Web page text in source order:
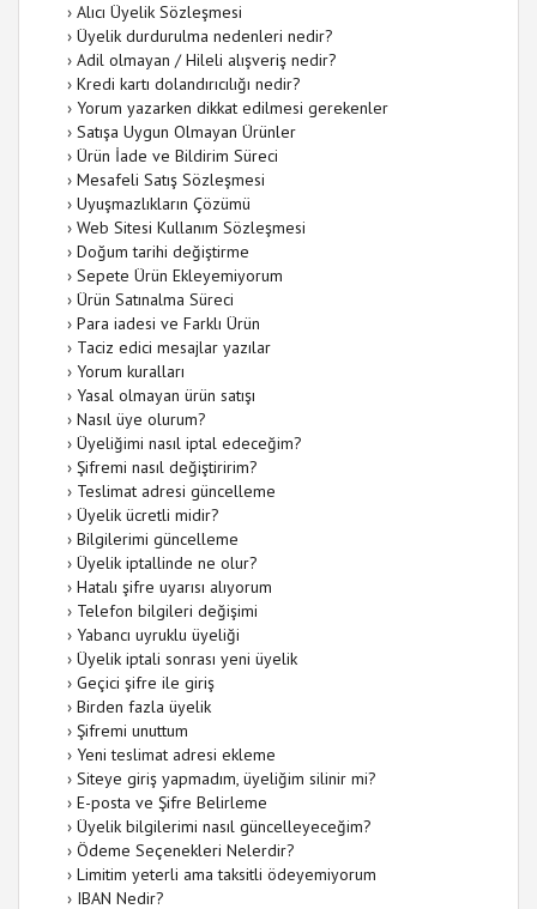
› Alıcı Üyelik Sözleşmesi
› Üyelik durdurulma nedenleri nedir?
› Adil olmayan / Hileli alışveriş nedir?
› Kredi kartı dolandırıcılığı nedir?
› Yorum yazarken dikkat edilmesi gerekenler
› Satışa Uygun Olmayan Ürünler
› Ürün İade ve Bildirim Süreci
› Mesafeli Satış Sözleşmesi
› Uyuşmazlıkların Çözümü
› Web Sitesi Kullanım Sözleşmesi
› Doğum tarihi değiştirme
› Sepete Ürün Ekleyemiyorum
› Ürün Satınalma Süreci
› Para iadesi ve Farklı Ürün
› Taciz edici mesajlar yazılar
› Yorum kuralları
› Yasal olmayan ürün satışı
› Nasıl üye olurum?
› Üyeliğimi nasıl iptal edeceğim?
› Şifremi nasıl değiştiririm?
› Teslimat adresi güncelleme
› Üyelik ücretli midir?
› Bilgilerimi güncelleme
› Üyelik iptallinde ne olur?
› Hatalı şifre uyarısı alıyorum
› Telefon bilgileri değişimi
› Yabancı uyruklu üyeliği
› Üyelik iptali sonrası yeni üyelik
› Geçici şifre ile giriş
› Birden fazla üyelik
› Şifremi unuttum
› Yeni teslimat adresi ekleme
› Siteye giriş yapmadım, üyeliğim silinir mi?
› E-posta ve Şifre Belirleme
› Üyelik bilgilerimi nasıl güncelleyeceğim?
› Ödeme Seçenekleri Nelerdir?
› Limitim yeterli ama taksitli ödeyemiyorum
› IBAN Nedir?